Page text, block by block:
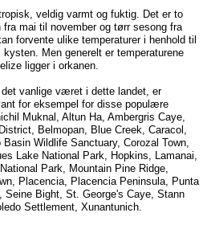
veldig varmt og fuktig. Det er to
fra mai til november og tørr sesong fra
forvente ulike temperaturer i henhold til
Men generelt er temperaturene
ligger i orkanen.
det vanlige været i dette landet, er
for eksempel for disse populære
Muknal, Altun Ha, Ambergris Caye,
Belmopan, Blue Creek, Caracol,
Wildlife Sanctuary, Corozal Town,
Lake National Park, Hopkins, Lamanai,
Park, Mountain Pine Ridge,
Placencia, Placencia Peninsula, Punta
Seine Bight, St. George's Caye, Stann
Settlement, Xunantunich.